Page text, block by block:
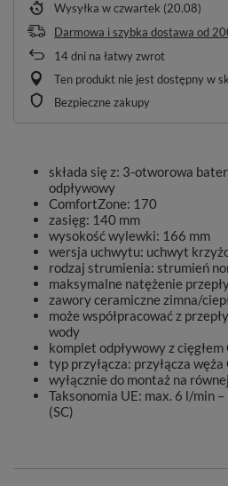
Wysyłka w czwartek (20.08)
Darmowa i szybka dostawa od
14dni na łatwy zwrot
Ten produkt nie jest dostępny w
Bezpieczne zakupy
składa się z: 3-otworowa
odpływowy
ComfortZone: 170
zasięg: 140 mm
wysokość wylewki: 166 mm
wersja uchwytu: uchwyt
rodzaj strumienia: strumień
maksymalne natężenie
zawory ceramiczne zimna/
może współpracować z
wody
komplet odpływowy z
typ przyłącza: przyłącza
wyłącznie do montaż na
Taksonomia UE: max. 6 l/min
(SC)